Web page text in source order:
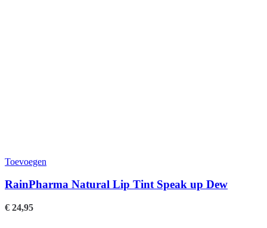
Toevoegen
RainPharma Natural Lip Tint Speak up Dew
€ 24,95